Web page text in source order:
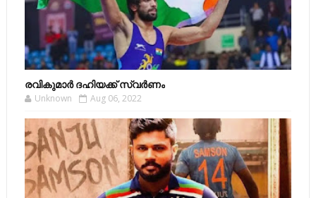
രവികുമാര്‍ ദഹിയക്ക് സ്വര്‍ണം
Unknown Aug 06, 2022